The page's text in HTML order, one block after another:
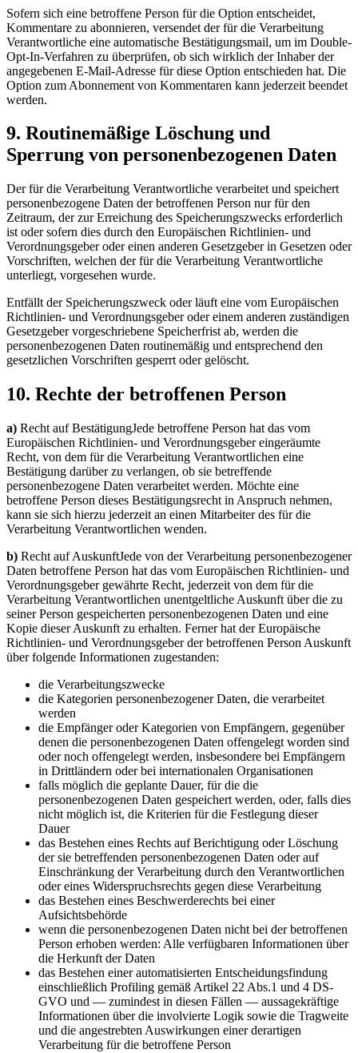
Sofern sich eine betroffene Person für die Option entscheidet,
Kommentare zu abonnieren, versendet der für die Verarbeitung
Verantwortliche eine automatische Bestätigungsmail, um im Double-
Opt-In-Verfahren zu überprüfen, ob sich wirklich der Inhaber der
angegebenen E-Mail-Adresse für diese Option entschieden hat. Die
Option zum Abonnement von Kommentaren kann jederzeit beendet
werden.
9. Routinemäßige Löschung und
Sperrung von personenbezogenen Daten
Der für die Verarbeitung Verantwortliche verarbeitet und speichert
personenbezogene Daten der betroffenen Person nur für den
Zeitraum, der zur Erreichung des Speicherungszwecks erforderlich
ist oder sofern dies durch den Europäischen Richtlinien- und
Verordnungsgeber oder einen anderen Gesetzgeber in Gesetzen oder
Vorschriften, welchen der für die Verarbeitung Verantwortliche
unterliegt, vorgesehen wurde.
Entfällt der Speicherungszweck oder läuft eine vom Europäischen
Richtlinien- und Verordnungsgeber oder einem anderen zuständigen
Gesetzgeber vorgeschriebene Speicherfrist ab, werden die
personenbezogenen Daten routinemäßig und entsprechend den
gesetzlichen Vorschriften gesperrt oder gelöscht.
10. Rechte der betroffenen Person
a) Recht auf BestätigungJede betroffene Person hat das vom
Europäischen Richtlinien- und Verordnungsgeber eingeräumte
Recht, von dem für die Verarbeitung Verantwortlichen eine
Bestätigung darüber zu verlangen, ob sie betreffende
personenbezogene Daten verarbeitet werden. Möchte eine
betroffene Person dieses Bestätigungsrecht in Anspruch nehmen,
kann sie sich hierzu jederzeit an einen Mitarbeiter des für die
Verarbeitung Verantwortlichen wenden.
b) Recht auf AuskunftJede von der Verarbeitung personenbezogener
Daten betroffene Person hat das vom Europäischen Richtlinien- und
Verordnungsgeber gewährte Recht, jederzeit von dem für die
Verarbeitung Verantwortlichen unentgeltliche Auskunft über die zu
seiner Person gespeicherten personenbezogenen Daten und eine
Kopie dieser Auskunft zu erhalten. Ferner hat der Europäische
Richtlinien- und Verordnungsgeber der betroffenen Person Auskunft
über folgende Informationen zugestanden:
die Verarbeitungszwecke
die Kategorien personenbezogener Daten, die verarbeitet
werden
die Empfänger oder Kategorien von Empfängern, gegenüber
denen die personenbezogenen Daten offengelegt worden sind
oder noch offengelegt werden, insbesondere bei Empfängern
in Drittländern oder bei internationalen Organisationen
falls möglich die geplante Dauer, für die die
personenbezogenen Daten gespeichert werden, oder, falls dies
nicht möglich ist, die Kriterien für die Festlegung dieser
Dauer
das Bestehen eines Rechts auf Berichtigung oder Löschung
der sie betreffenden personenbezogenen Daten oder auf
Einschränkung der Verarbeitung durch den Verantwortlichen
oder eines Widerspruchsrechts gegen diese Verarbeitung
das Bestehen eines Beschwerderechts bei einer
Aufsichtsbehörde
wenn die personenbezogenen Daten nicht bei der betroffenen
Person erhoben werden: Alle verfügbaren Informationen über
die Herkunft der Daten
das Bestehen einer automatisierten Entscheidungsfindung
einschließlich Profiling gemäß Artikel 22 Abs.1 und 4 DS-
GVO und — zumindest in diesen Fällen — aussagekräftige
Informationen über die involvierte Logik sowie die Tragweite
und die angestrebten Auswirkungen einer derartigen
Verarbeitung für die betroffene Person